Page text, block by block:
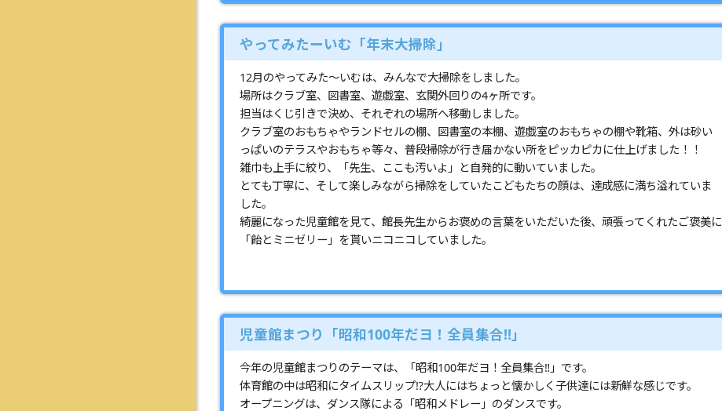
やってみたーいむ「年末大掃除」
12月のやってみた～いむは、みんなで大掃除をしました。
場所はクラブ室、図書室、遊戯室、玄関外回りの4ヶ所です。
担当はくじ引きで決め、それぞれの場所へ移動しました。
クラブ室のおもちゃやランドセルの棚、図書室の本棚、遊戯室のおもちゃの棚や靴箱、外は砂い
っぱいのテラスやおもちゃ等々、普段掃除が行き届かない所をピッカピカに仕上げました！！
雑巾も上手に絞り、「先生、ここも汚いよ」と自発的に動いていました。
とても丁寧に、そして楽しみながら掃除をしていたこどもたちの顔は、達成感に満ち溢れていま
した。
綺麗になった児童館を見て、館長先生からお褒めの言葉をいただいた後、頑張ってくれたご褒美に
「飴とミニゼリー」を貰いニコニコしていました。
児童館まつり「昭和100年だヨ！全員集合‼」
今年の児童館まつりのテーマは、「昭和100年だヨ！全員集合‼」です。
体育館の中は昭和にタイムスリップ⁉大人にはちょっと懐かしく子供達には新鮮な感じです。
オープニングは、ダンス隊による「昭和メドレー」のダンスです。